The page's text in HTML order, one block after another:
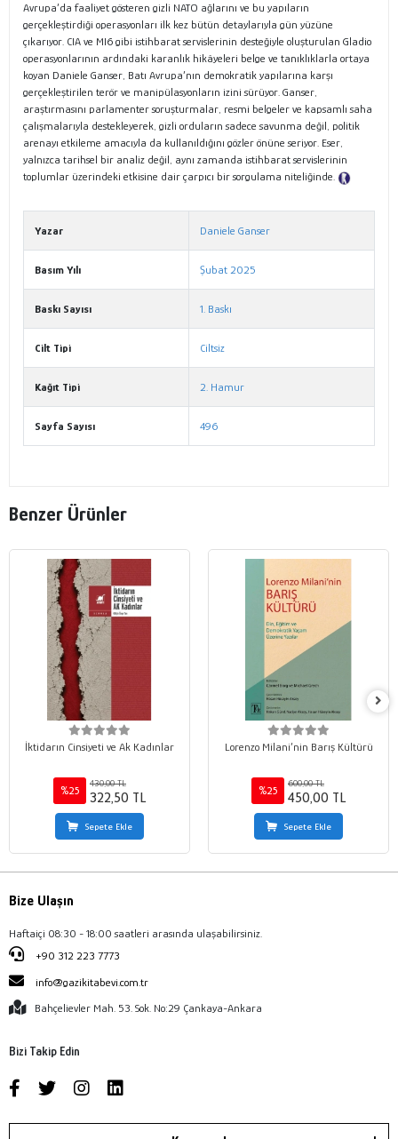
Avrupa’da faaliyet gösteren gizli NATO ağlarını ve bu yapıların
gerçekleştirdiği operasyonları ilk kez bütün detaylarıyla gün yüzüne
çıkarıyor. CIA ve MI6 gibi istihbarat servislerinin desteğiyle oluşturulan Gladio
operasyonlarının ardındaki karanlık hikâyeleri belge ve tanıklıklarla ortaya
koyan Daniele Ganser, Batı Avrupa’nın demokratik yapılarına karşı
gerçekleştirilen terör ve manipülasyonların izini sürüyor. Ganser,
araştırmasını parlamenter soruşturmalar, resmi belgeler ve kapsamlı saha
çalışmalarıyla destekleyerek, gizli orduların sadece savunma değil, politik
arenayı etkileme amacıyla da kullanıldığını gözler önüne seriyor. Eser,
yalnızca tarihsel bir analiz değil, aynı zamanda istihbarat servislerinin
toplumlar üzerindeki etkisine dair çarpıcı bir sorgulama niteliğinde.
Yazar Daniele Ganser
Basım Yılı Şubat 2025
Baskı Sayısı 1. Baskı
Cilt Tipi Ciltsiz
Kağıt Tipi 2. Hamur
Sayfa Sayısı 496
Benzer Ürünler
İktidarın Cinsiyeti ve Ak Kadınlar
%25
430,00 TL
322,50 TL
Sepete Ekle
Lorenzo Milani’nin Barış Kültürü
%25
600,00 TL
450,00 TL
Sepete Ekle
Bize Ulaşın
Haftaiçi 08:30 - 18:00 saatleri arasında ulaşabilirsiniz.
+90 312 223 7773
info@gazikitabevi.com.tr
Bahçelievler Mah. 53. Sok. No:29 Çankaya-Ankara
Bizi Takip Edin